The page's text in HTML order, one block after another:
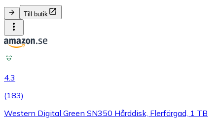
Till butik
4.3
(183)
Western Digital Green SN350 Hårddisk, Flerfärgad, 1 TB